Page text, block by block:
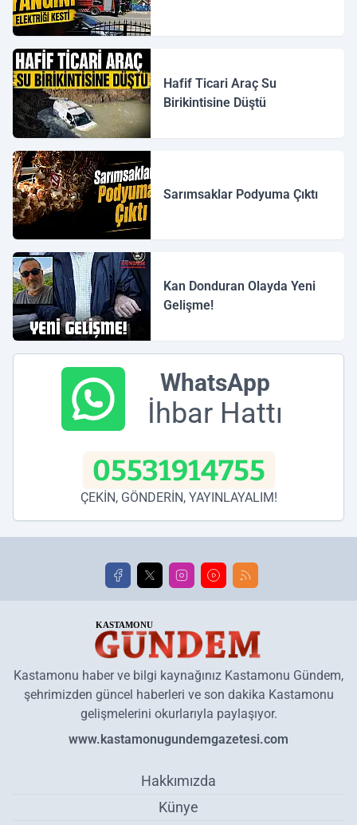
Hafif Ticari Araç Su
Birikintisine Düştü
Sarımsaklar Podyuma Çıktı
Kan Donduran Olayda Yeni
Gelişme!
WhatsApp
İhbar Hattı
05531914755
ÇEKİN, GÖNDERİN, YAYINLAYALIM!
Kastamonu haber ve bilgi kaynağınız Kastamonu Gündem,
şehrimizden güncel haberleri ve son dakika Kastamonu
gelişmelerini okurlarıyla paylaşıyor.
www.kastamonugundemgazetesi.com
Hakkımızda
Künye